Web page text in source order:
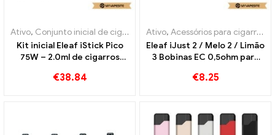
Ativo, Conjunto inicial de cigarro eletrônico
Kit inicial Eleaf iStick Pico
75W – 2.0ml de cigarros
Personalizado
€38.84
Ativo, Acessórios para cigarros eletrônicos
Eleaf iJust 2 / Melo 2 / Limão
3 Bobinas EC 0,5ohm para
de cigarros eletrônicos丨
€8.25